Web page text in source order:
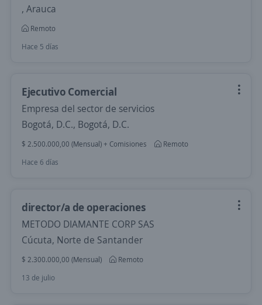
, Arauca
Remoto
Hace 5 días
Ejecutivo Comercial
Empresa del sector de servicios
Bogotá, D.C., Bogotá, D.C.
$ 2.500.000,00 (Mensual) + Comisiones
Remoto
Hace 6 días
director/a de operaciones
METODO DIAMANTE CORP SAS
Cúcuta, Norte de Santander
$ 2.300.000,00 (Mensual)
Remoto
13 de julio